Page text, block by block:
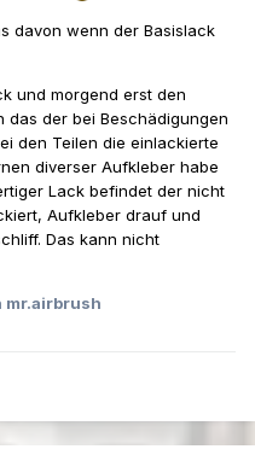
davon wenn der Basislack
und morgend erst den
das der bei Beschädigungen
den Teilen die einlackierte
diverser Aufkleber habe
Lack befindet der nicht
Aufkleber drauf und
Das kann nicht
mr.airbrush